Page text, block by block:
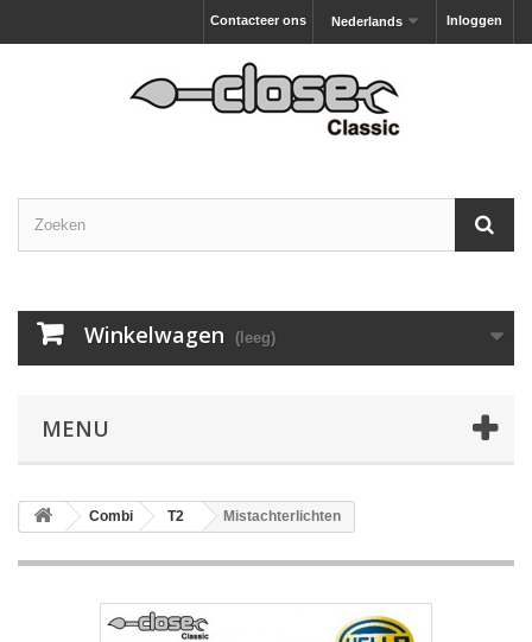
Inloggen
Nederlands
Contacteer ons
Winkelwagen (leeg)
MENU
Combi T2 Mistachterlichten